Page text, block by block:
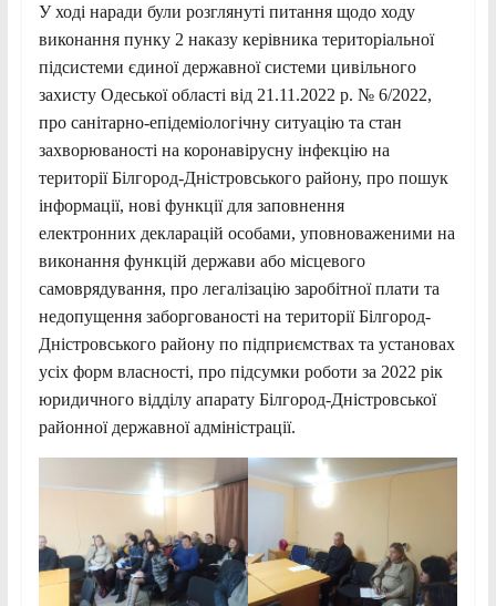
У ході наради були розглянуті питання щодо ходу
виконання пунку 2 наказу керівника територіальної
підсистеми єдиної державної системи цивільного
захисту Одеської області від 21.11.2022 р. № 6/2022,
про санітарно-епідеміологічну ситуацію та стан
захворюваності на коронавірусну інфекцію на
території Білгород-Дністровського району, про пошук
інформації, нові функції для заповнення
електронних декларацій особами, уповноваженими на
виконання функцій держави або місцевого
самоврядування, про легалізацію заробітної плати та
недопущення заборгованості на території Білгород-
Дністровського району по підприємствах та установах
усіх форм власності, про підсумки роботи за 2022 рік
юридичного відділу апарату Білгород-Дністровської
районної державної адміністрації.